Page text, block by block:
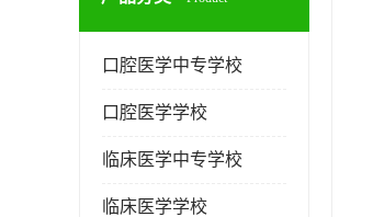
口腔医学中专学校
口腔医学学校
临床医学中专学校
临床医学学校